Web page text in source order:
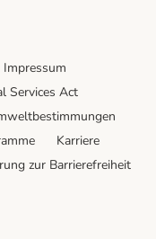
Impressum
Services Act
Karriere
zur Barrierefreiheit